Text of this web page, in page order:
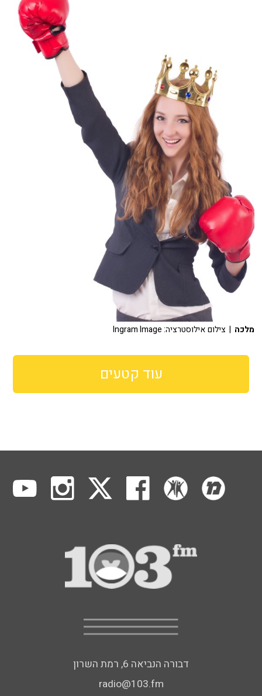
מלכה | צילום אילוסטרציה: Ingram Image
עוד קטעים
דבורה הנביאה 6, רמת השרון
radio@103.fm